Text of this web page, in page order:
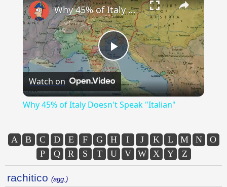
Play
Video
Why 45% of Italy Doesn't Speak "Italian"
Watch on
Why 45% of Italy Doesn't Speak "Italian"
A B C D E F G H I J K L M N
O
P
Q R S T U V W X Y Z
rachitico (agg.)